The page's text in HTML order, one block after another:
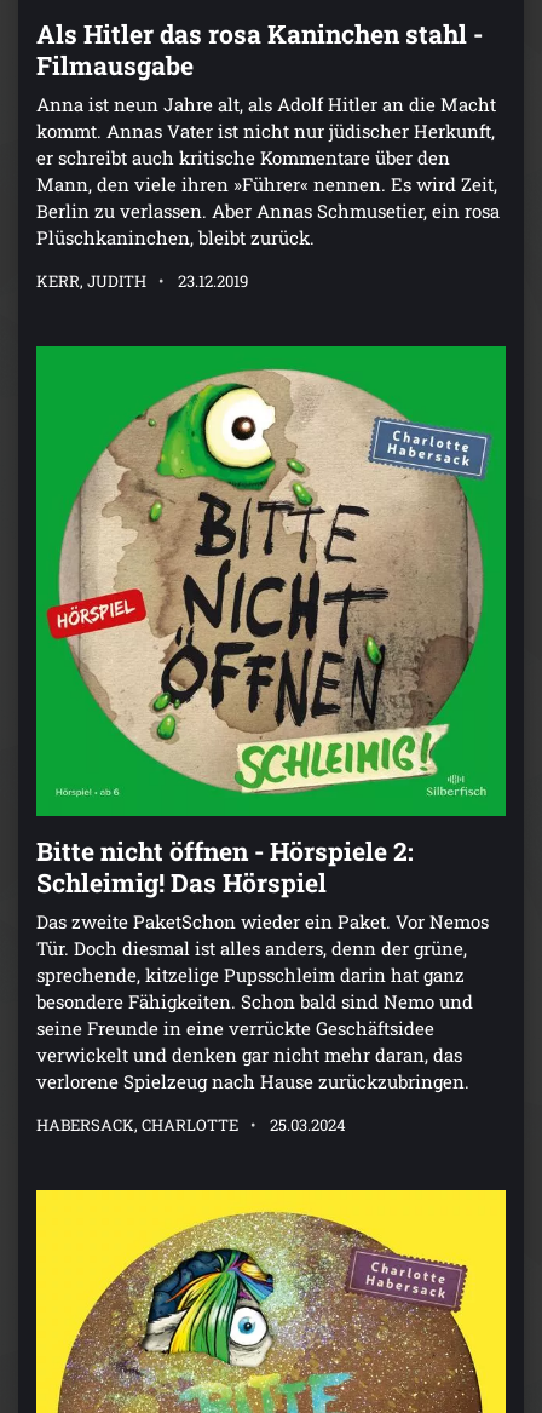
Als Hitler das rosa Kaninchen stahl -
Filmausgabe
Anna ist neun Jahre alt, als Adolf Hitler an die Macht
kommt. Annas Vater ist nicht nur jüdischer Herkunft,
er schreibt auch kritische Kommentare über den
Mann, den viele ihren »Führer« nennen. Es wird Zeit,
Berlin zu verlassen. Aber Annas Schmusetier, ein rosa
Plüschkaninchen, bleibt zurück.
KERR, JUDITH 23.12.2019
Bitte nicht öffnen - Hörspiele 2:
Schleimig! Das Hörspiel
Das zweite PaketSchon wieder ein Paket. Vor Nemos
Tür. Doch diesmal ist alles anders, denn der grüne,
sprechende, kitzelige Pupsschleim darin hat ganz
besondere Fähigkeiten. Schon bald sind Nemo und
seine Freunde in eine verrückte Geschäftsidee
verwickelt und denken gar nicht mehr daran, das
verlorene Spielzeug nach Hause zurückzubringen.
HABERSACK, CHARLOTTE 25.03.2024